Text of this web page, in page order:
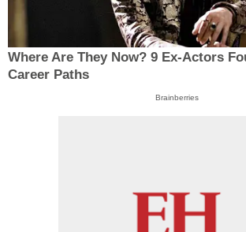
Where Are They Now? 9 Ex-Actors
Career Paths
Brainberries